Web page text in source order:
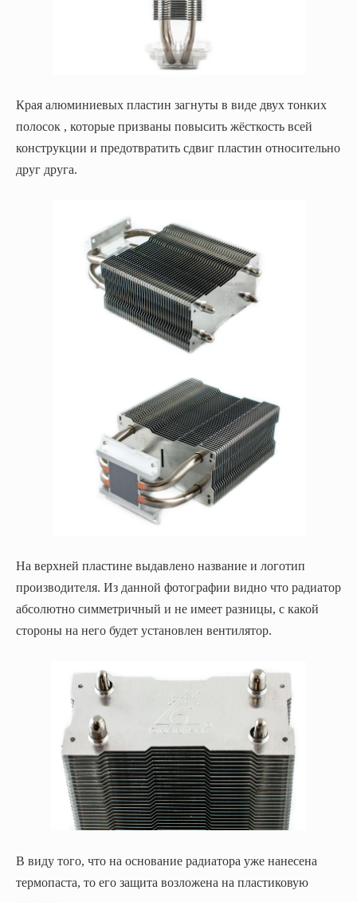
Края алюминиевых пластин загнуты в виде двух тонких
полосок , которые призваны повысить жёсткость всей
конструкции и предотвратить сдвиг пластин относительно
друг друга.
На верхней пластине выдавлено название и логотип
производителя. Из данной фотографии видно что радиатор
абсолютно симметричный и не имеет разницы, с какой
стороны на него будет установлен вентилятор.
В виду того, что на основание радиатора уже нанесена
термопаста, то его защита возложена на пластиковую